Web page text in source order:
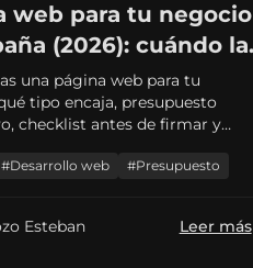
web para tu negocio
(2026): cuándo la
y qué pedir
una página web para tu
tipo encaja, presupuesto
checklist antes de firmar y
#Desarrollo web #Presupuesto
Esteban Leer más